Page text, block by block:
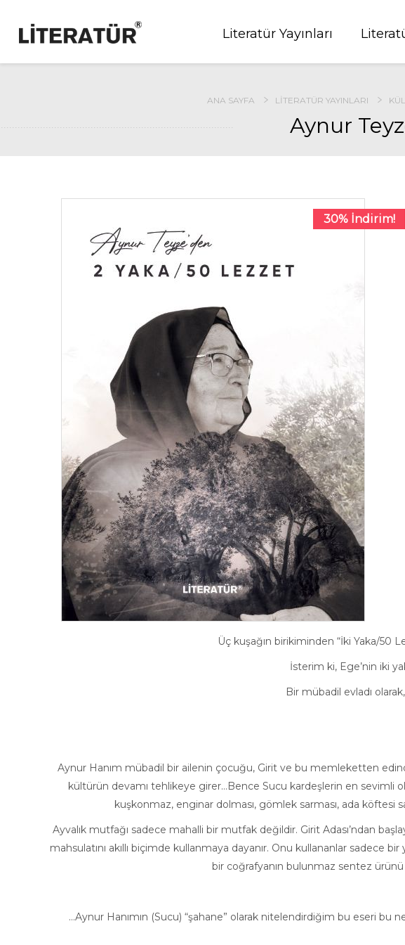
Literatür Yayınları
ANA SAYFA LITERATÜR YAYINLARI
Aynur
30% İndirim!
Üç kuşağın birikiminden “İki Yaka/50
İsterim ki, Ege’nin iki
Bir mübadil evladı
Aynur Hanım mübadil bir ailenin çocuğu, Girit ve bu memleketten
kültürün devamı tehlikeye girer…Bence Sucu kardeşlerin en sevimli
kuşkonmaz, enginar dolması, gömlek sarması, ada köftesi
Ayvalık mutfağı sadece mahalli bir mutfak değildir. Girit Adası’ndan
mahsulatını akıllı biçimde kullanmaya dayanır. Onu kullananlar sadece
bir coğrafyanın bulunmaz sentez ürünü
_
…Aynur Hanımın (Sucu) “şahane” olarak nitelendirdiğim bu eseri